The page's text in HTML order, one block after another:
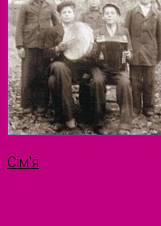
Сім'я